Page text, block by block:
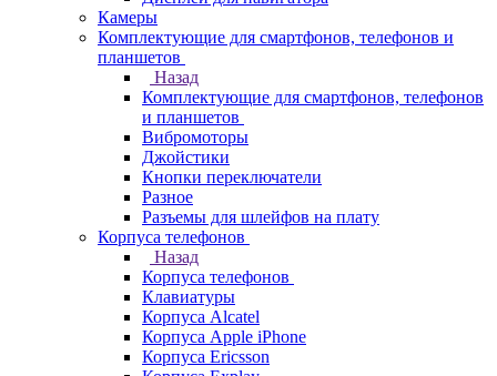
Камеры
Комплектующие для смартфонов, телефонов и
планшетов
Назад
Комплектующие для смартфонов, телефонов
и планшетов
Вибромоторы
Джойстики
Кнопки переключатели
Разное
Разъемы для шлейфов на плату
Корпуса телефонов
Назад
Корпуса телефонов
Клавиатуры
Корпуса Alcatel
Корпуса Apple iPhone
Корпуса Ericsson